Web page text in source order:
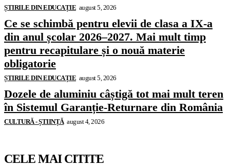
ȘTIRILE DIN EDUCAȚIE august 5, 2026
Ce se schimbă pentru elevii de clasa a IX-a
din anul școlar 2026–2027. Mai mult timp
pentru recapitulare și o nouă materie
obligatorie
ȘTIRILE DIN EDUCAȚIE august 5, 2026
Dozele de aluminiu câștigă tot mai mult teren
în Sistemul Garanție-Returnare din România
CULTURĂ - ȘTIINȚĂ august 4, 2026
CELE MAI CITITE